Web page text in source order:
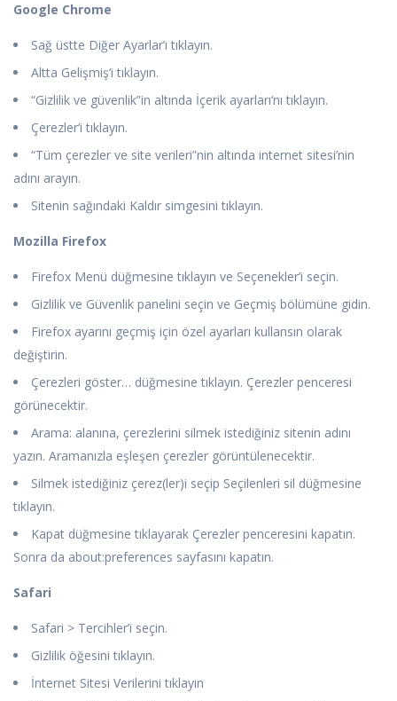
Google Chrome
Sağ üstte Diğer Ayarlar’ı tıklayın.
Altta Gelişmiş‘i tıklayın.
“Gizlilik ve güvenlik”in altında İçerik ayarları‘nı tıklayın.
Çerezler‘i tıklayın.
“Tüm çerezler ve site verileri”nin altında internet sitesi’nin
adını arayın.
Sitenin sağındaki Kaldır simgesini tıklayın.
Mozilla Firefox
Firefox Menü düğmesine tıklayın ve Seçenekler’i seçin.
Gizlilik ve Güvenlik panelini seçin ve Geçmiş bölümüne gidin.
Firefox ayarını geçmiş için özel ayarları kullansın olarak
değiştirin.
Çerezleri göster… düğmesine tıklayın. Çerezler penceresi
görünecektir.
Arama: alanına, çerezlerini silmek istediğiniz sitenin adını
yazın. Aramanızla eşleşen çerezler görüntülenecektir.
Silmek istediğiniz çerez(ler)i seçip Seçilenleri sil düğmesine
tıklayın.
Kapat düğmesine tıklayarak Çerezler penceresini kapatın.
Sonra da about:preferences sayfasını kapatın.
Safari
Safari > Tercihler’i seçin.
Gizlilik öğesini tıklayın.
İnternet Sitesi Verilerini tıklayın